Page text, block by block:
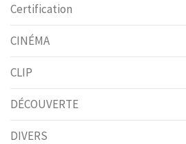
Certification
CINÉMA
CLIP
DÉCOUVERTE
DIVERS